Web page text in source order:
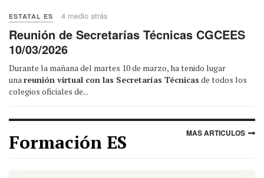
ESTATAL ES 4 medio atrás
Reunión de Secretarías Técnicas CGCEES
10/03/2026
Durante la mañana del martes 10 de marzo, ha tenido lugar
unareunión virtual con las Secretarías Técnicas de todos los
colegios oficiales de...
Formación ES MAS ARTICULOS